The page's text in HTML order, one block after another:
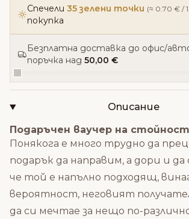
Спечели 35 зелени точки (≈ 0.70 € /
покупка
Безплатна доставка до офис/
поръчка над 50,00 €
Описание
Подаръчен ваучер на
Понякога е много трудно да
подарък да направим, а дори и да
че той е напълно подходящ,
вероятност, неговият
да си мечтае за нещо по-